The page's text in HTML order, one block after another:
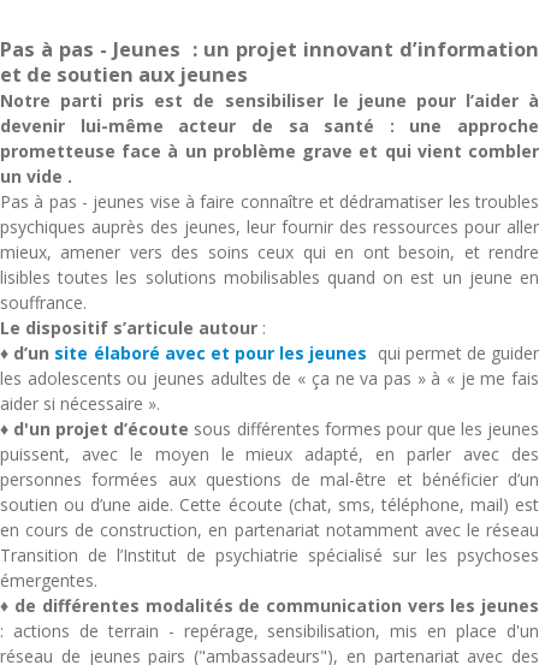
Pas à pas - Jeunes : un projet innovant d’information
et de soutien aux jeunes
Notre parti pris est de sensibiliser le jeune pour l’aider à
devenir lui-même acteur de sa santé : une approche
prometteuse face à un problème grave et qui vient combler
un vide .
Pas à pas - jeunes vise à faire connaître et dédramatiser les troubles
psychiques auprès des jeunes, leur fournir des ressources pour aller
mieux, amener vers des soins ceux qui en ont besoin, et rendre
lisibles toutes les solutions mobilisables quand on est un jeune en
souffrance.
Le dispositif s’articule autour :
♦ d’un site élaboré avec et pour les jeunes qui permet de guider
les adolescents ou jeunes adultes de « ça ne va pas » à « je me fais
aider si nécessaire ».
♦ d'un projet d’écoute sous différentes formes pour que les jeunes
puissent, avec le moyen le mieux adapté, en parler avec des
personnes formées aux questions de mal-être et bénéficier d’un
soutien ou d’une aide. Cette écoute (chat, sms, téléphone, mail) est
en cours de construction, en partenariat notamment avec le réseau
Transition de l’Institut de psychiatrie spécialisé sur les psychoses
émergentes.
♦ de différentes modalités de communication vers les jeunes
: actions de terrain - repérage, sensibilisation, mis en place d'un
réseau de jeunes pairs ("ambassadeurs"), en partenariat avec des